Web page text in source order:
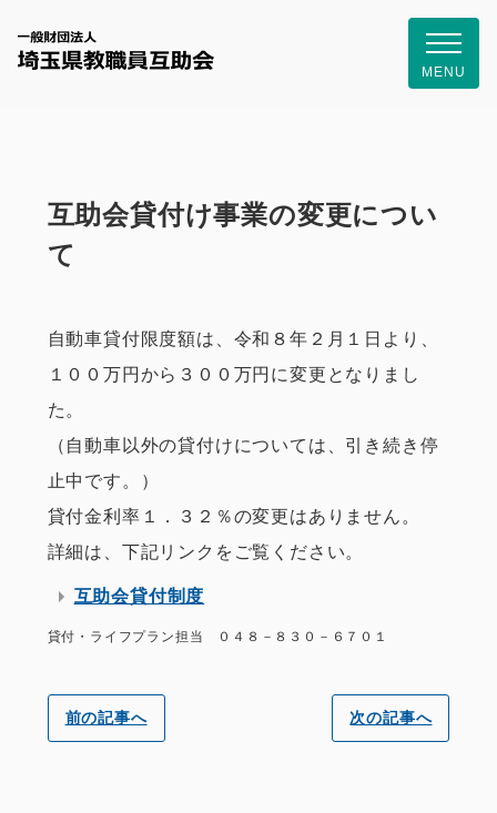
一般財団
MENU
互助会貸付け事業の変更につい
て
自動車貸付限度額は、令和８年２月１日より、
１００万円から３００万円に変更となりまし
た。
（自動車以外の貸付けについては、引き続き停
止中です。）
貸付金利率１．３２％の変更はありません。
詳細は、下記リンクをご覧ください。
互助会貸付制度
貸付・ライフプラン担当 ０４８－８３０－６７０１
前の記事へ 次の記事へ